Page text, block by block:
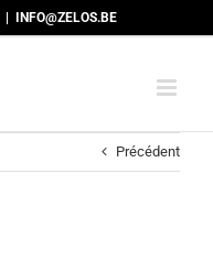
INFO@ZELOS.BE
Précédent